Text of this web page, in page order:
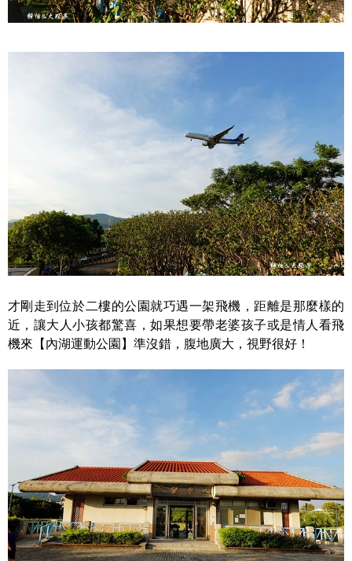
才剛走到位於二樓的公園就巧遇一架飛機，距離是那麼樣的
近，讓大人小孩都驚喜，如果想要帶老婆孩子或是情人看飛
機來【內湖運動公園】準沒錯，腹地廣大，視野很好！